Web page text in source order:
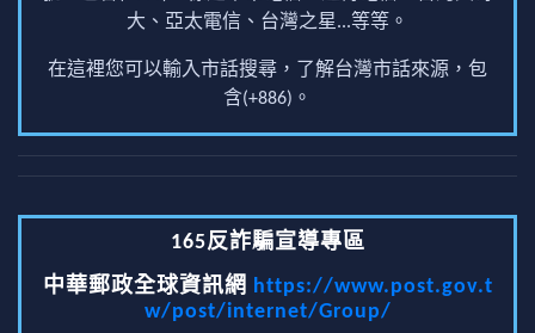
大、亞太電信、台灣之星...等等。
在這裡您可以輸入市話搜尋，了解台灣市話來源，包
含(+886)。
165反詐騙宣導專區
中華郵政全球資訊網 https://www.post.gov.t
w/post/internet/Group/